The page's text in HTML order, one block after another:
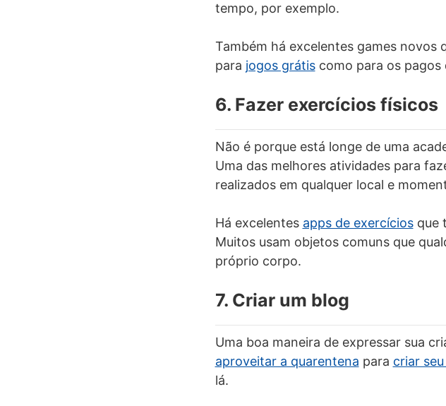
tempo, por exemplo.
Também há excelentes games novos
para jogos grátiscomo para os pagos
6. Fazer exercícios físicos
Não é porque está longe de uma
Uma das melhores atividades para
realizados em qualquer local e
Há excelentes apps de exercíciosque
Muitos usam objetos comuns que
próprio corpo.
7. Criar um blog
Uma boa maneira de expressar sua
aproveitar a quarentena para criar
lá.